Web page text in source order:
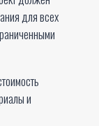
для всех
и